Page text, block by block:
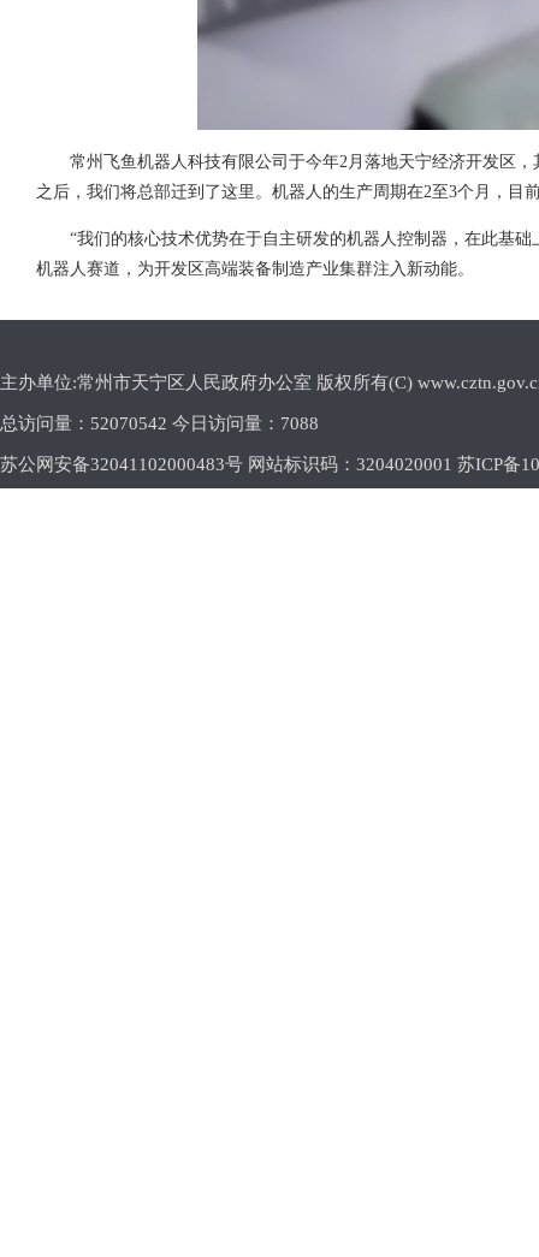
常州飞鱼机器人科技有限公司于今年2月落地天宁经济开发区
之后，我们将总部迁到了这里。机器人的生产周期在2至3个月，目
“我们的核心技术优势在于自主研发的机器人控制器，在此基
机器人赛道，为开发区高端装备制造产业集群注入新动能。
主办单位:常州市天宁区人民政府办公室 版权所有(C)
总访问量： 52070542 今日访问量： 7088
苏公网安备32041102000483号 网站标识码：3204020001 苏ICP备